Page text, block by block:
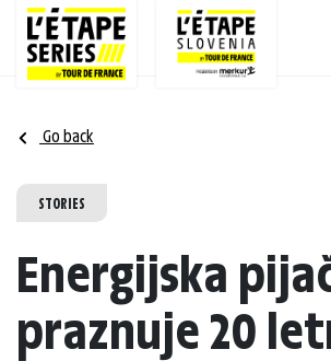
Go back
STORIES
Energijska
praznuje 20